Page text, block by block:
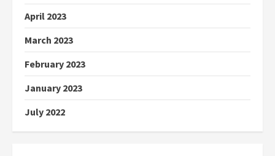
April 2023
March 2023
February 2023
January 2023
July 2022